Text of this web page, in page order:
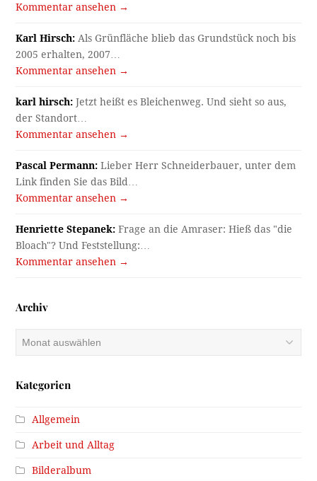
Kommentar ansehen →
Karl Hirsch: Als Grünfläche blieb das Grundstück noch bis
2005 erhalten, 2007…
Kommentar ansehen →
karl hirsch: Jetzt heißt es Bleichenweg. Und sieht so aus,
der Standort…
Kommentar ansehen →
Pascal Permann: Lieber Herr Schneiderbauer, unter dem
Link finden Sie das Bild…
Kommentar ansehen →
Henriette Stepanek: Frage an die Amraser: Hieß das "die
Bloach"? Und Feststellung:…
Kommentar ansehen →
Archiv
Kategorien
Allgemein
Arbeit und Alltag
Bilderalbum